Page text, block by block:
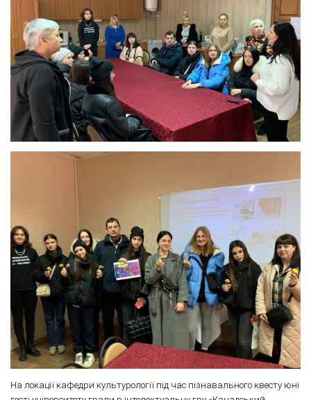
На локації кафедри культурології під час пізнавального квесту юні